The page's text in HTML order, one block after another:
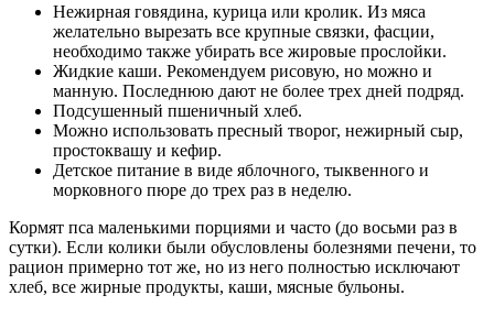
Нежирная говядина, курица или кролик. Из мяса
желательно вырезать все крупные связки, фасции,
необходимо также убирать все жировые прослойки.
Жидкие каши. Рекомендуем рисовую, но можно и
манную. Последнюю дают не более трех дней подряд.
Подсушенный пшеничный хлеб.
Можно использовать пресный творог, нежирный сыр,
простоквашу и кефир.
Детское питание в виде яблочного, тыквенного и
морковного пюре до трех раз в неделю.
Кормят пса маленькими порциями и часто (до восьми раз в
сутки). Если колики были обусловлены болезнями печени, то
рацион примерно тот же, но из него полностью исключают
хлеб, все жирные продукты, каши, мясные бульоны.